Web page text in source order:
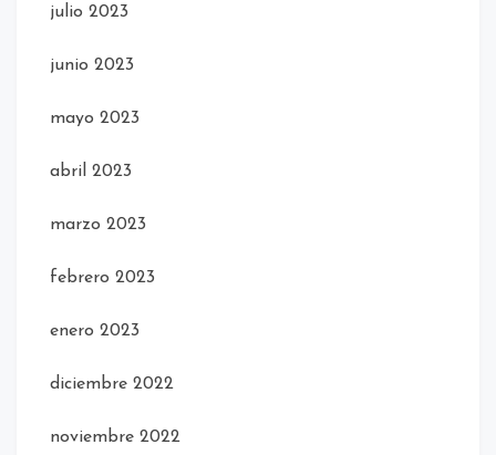
julio 2023
junio 2023
mayo 2023
abril 2023
marzo 2023
febrero 2023
enero 2023
diciembre 2022
noviembre 2022